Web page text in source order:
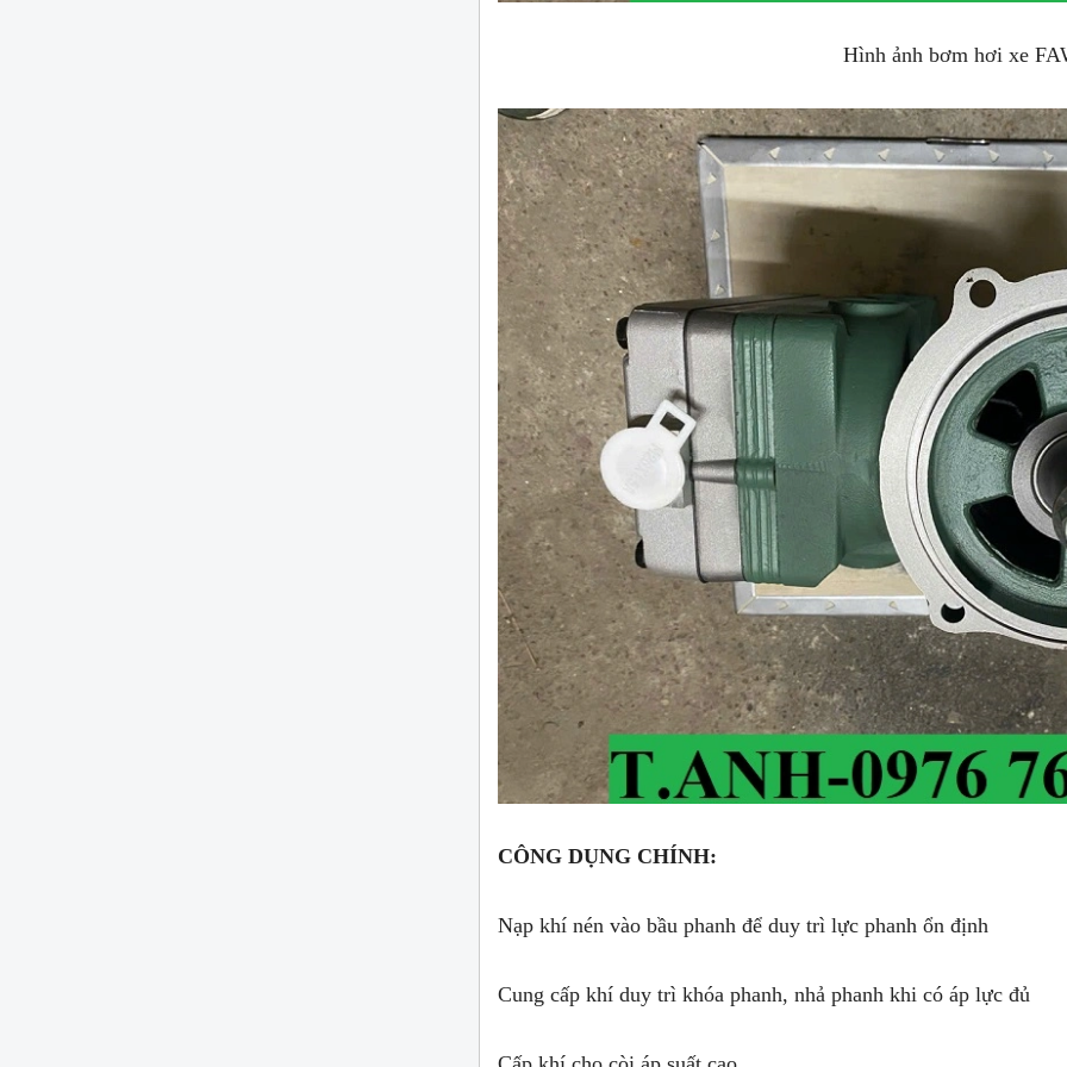
Hình ảnh bơm hơi xe
CÔNG DỤNG CHÍNH:
Nạp khí nén vào bầu phanh để duy trì lực phanh ổn định
Cung cấp khí duy trì khóa phanh, nhả phanh khi có áp lực đủ